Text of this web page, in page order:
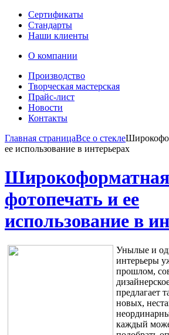
Сертификаты
Стандарты
Наши клиенты
О компании
Производство
Творческая мастерская
Прайс-лист
Новости
Контакты
Главная страницаВсе о стекле
ее использование в интерьерах
Широкоформатная
фотопечать и ее
использование в
Унылые и
интерьеры
прошлом,
предлагает
новых,
каждый